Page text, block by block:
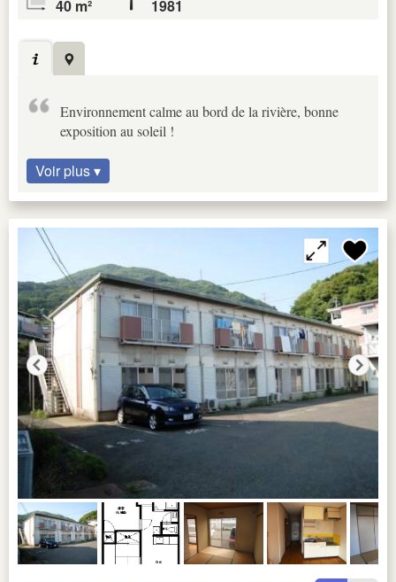
40 m² 1981
Environnement calme au bord de la rivière, bonne
exposition au soleil !
Voir plus ▾